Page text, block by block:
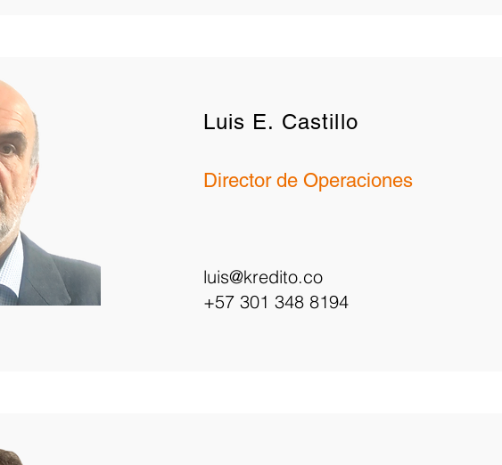
Luis E. Castillo
Director de Operaciones
luis@kredito.co
+57 301 348 8194